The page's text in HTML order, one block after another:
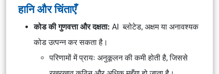
हानि और चिंताएँ
कोड की गुणवत्ता और दक्षता: AI ब्लोटेड, अक्षम या अनावश्यक
कोड उत्पन्न कर सकता है।
परिणामों में प्रायः अनुकूलन की कमी होती है, जिससे